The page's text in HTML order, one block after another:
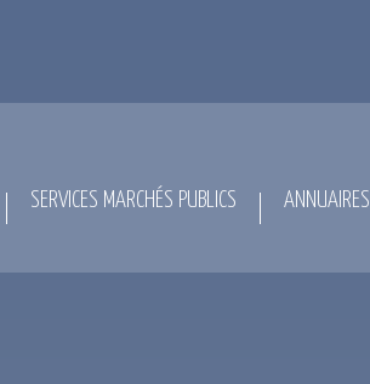
SERVICES MARCHÉS PUBLICS ANNUAIRES